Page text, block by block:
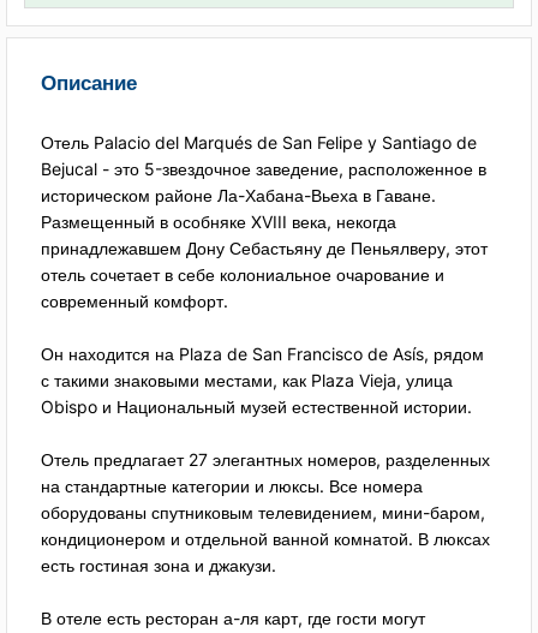
Описание
Отель Palacio del Marqués de San Felipe y Santiago de
Bejucal - это 5-звездочное заведение, расположенное в
историческом районе Ла-Хабана-Вьеха в Гаване.
Размещенный в особняке XVIII века, некогда
принадлежавшем Дону Себастьяну де Пеньялверу, этот
отель сочетает в себе колониальное очарование и
современный комфорт.
Он находится на Plaza de San Francisco de Asís, рядом
с такими знаковыми местами, как Plaza Vieja, улица
Obispo и Национальный музей естественной истории.
Отель предлагает 27 элегантных номеров, разделенных
на стандартные категории и люксы. Все номера
оборудованы спутниковым телевидением, мини-баром,
кондиционером и отдельной ванной комнатой. В люксах
есть гостиная зона и джакузи.
В отеле есть ресторан а-ля карт, где гости могут